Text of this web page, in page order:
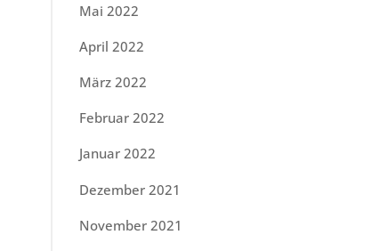
Mai 2022
April 2022
März 2022
Februar 2022
Januar 2022
Dezember 2021
November 2021